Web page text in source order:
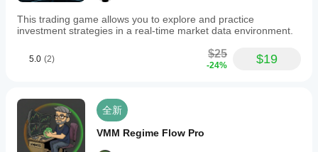
指标配置
This trading game allows you to explore and practice
investment strategies in a real-time market data environment.
5.0 (2) $25
-24% $19
全新
VMM Regime Flow Pro